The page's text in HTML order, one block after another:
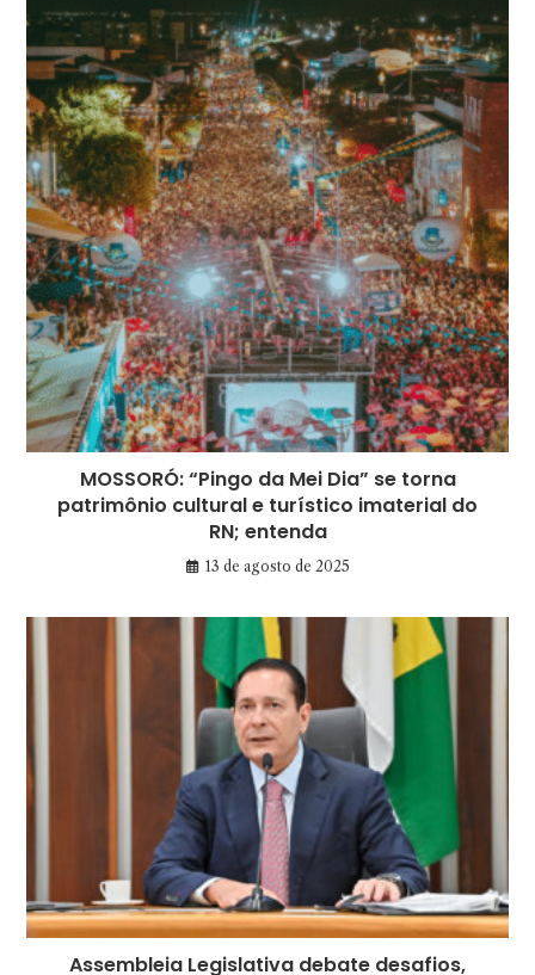
MOSSORÓ: “Pingo da Mei Dia” se torna
patrimônio cultural e turístico imaterial do
RN; entenda
13 de agosto de 2025
Assembleia Legislativa debate desafios,